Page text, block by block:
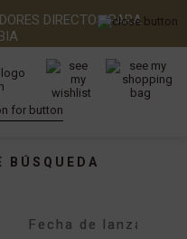
DIRECTOS PARA
BÚSQUEDA